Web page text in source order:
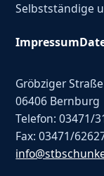
Selbstständige
Impressum
Gröbziger
06406 Bernburg
Telefon: 03471/
Fax: 03471/